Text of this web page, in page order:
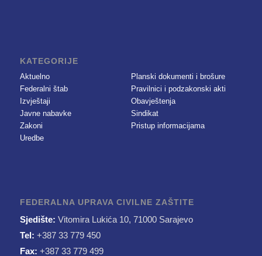
KATEGORIJE
Aktuelno
Federalni štab
Izvještaji
Javne nabavke
Zakoni
Uredbe
Planski dokumenti i brošure
Pravilnici i podzakonski akti
Obavještenja
Sindikat
Pristup informacijama
FEDERALNA UPRAVA CIVILNE ZAŠTITE
Sjedište: Vitomira Lukića 10, 71000 Sarajevo
Tel: +387 33 779 450
Fax: +387 33 779 499